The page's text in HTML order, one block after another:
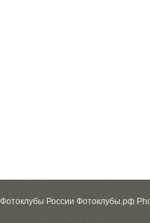
Фотоклубы России Фотоклубы.рф